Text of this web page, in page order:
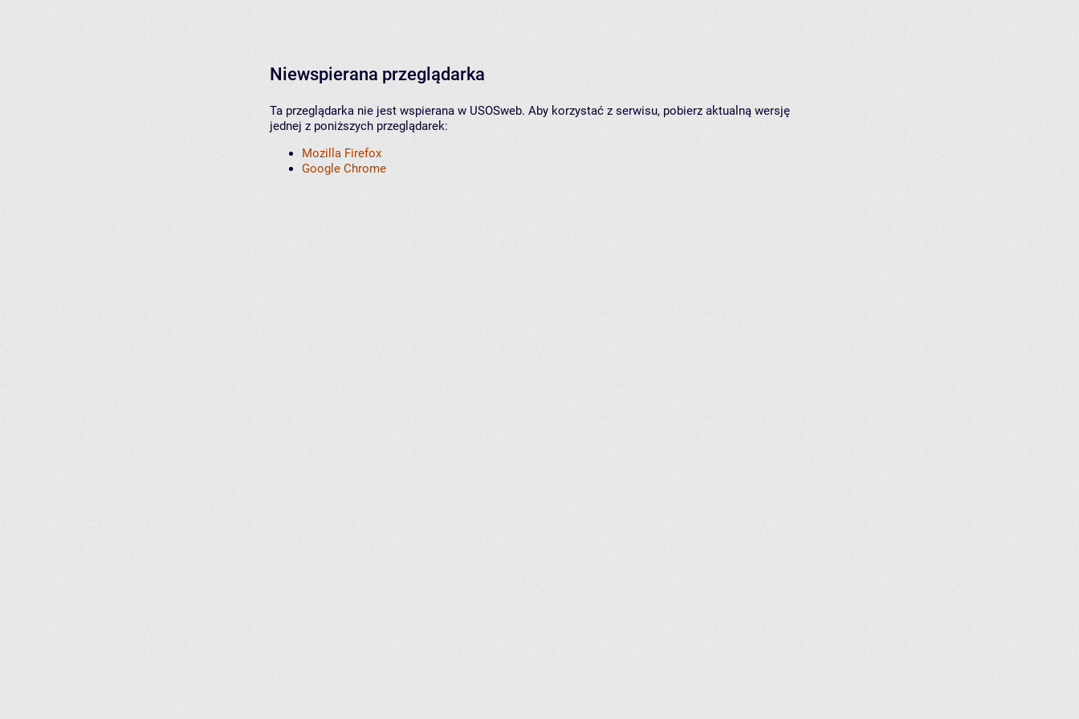
Niewspierana przeglądarka
Ta przeglądarka nie jest wspierana w USOSweb. Aby korzystać z serwisu, pobierz aktualną wersję
jednej z poniższych przeglądarek:
Mozilla Firefox
Google Chrome